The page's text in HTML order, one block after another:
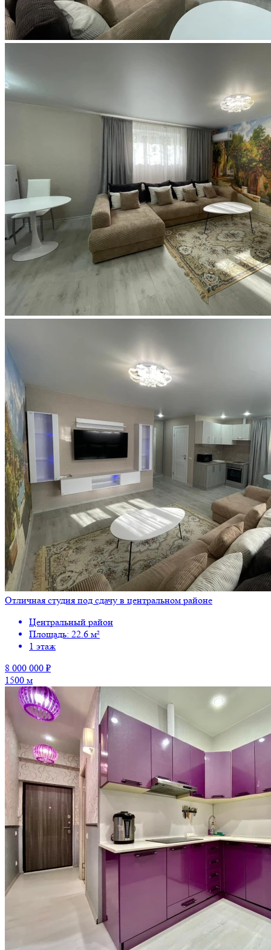
Отличная студия под сдачу в центральном районе
Центральный район
Площадь: 22.6 м²
1 этаж
8 000 000 ₽
1500 м